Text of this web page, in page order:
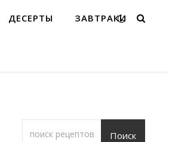
ДЕСЕРТЫ ЗАВТРАКИ
Поиск